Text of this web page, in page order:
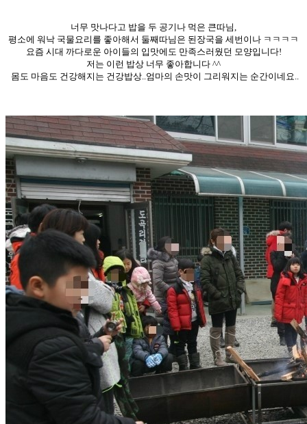
너무 맛나다고 밥을 두 공기나 먹은 큰따님,
평소에 워낙 국물요리를 좋아해서 둘째따님은 된장국을 세번이나 ㅋㅋㅋㅋ
요즘 시대 까다로운 아이들의 입맛에도 만족스러웠던 모양입니다!
저는 이런 밥상 너무 좋아합니다 ^^
몸도 마음도 건강해지는 건강밥상..엄마의 손맛이 그리워지는 순간이네요..